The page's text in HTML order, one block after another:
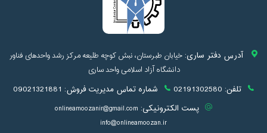
آدرس دفتر ساری:خیابان طبرستان، نبش کوچه طلیعه مرکز رشد واحدهای فناور
دانشگاه آزاد اسلامی واحد ساری
تلفن: 02191302580 شماره تماس مدیریت فروش: 09021321881
پست الکترونیکی: onlineamoozanir@gmail.com
info@onlineamoozan.ir